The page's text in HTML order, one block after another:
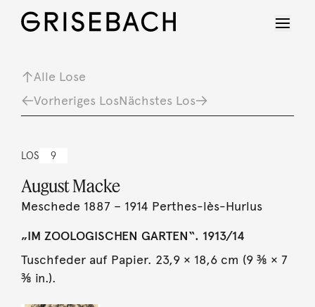
Alle Lose
Vorheriges LosNächstes Los
LOS 9
August Macke
Meschede 1887 – 1914 Perthes-lès-Hurlus
„IM ZOOLOGISCHEN GARTEN“. 1913/14
Tuschfeder auf Papier. 23,9 × 18,6 cm (9 ⅜ × 7
⅜ in.).